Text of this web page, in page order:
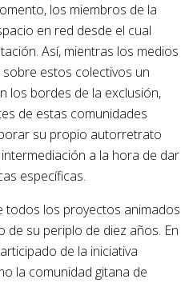
los miembros de la
en red desde el cual
Así, mientras los medios
estos colectivos un
los bordes de la exclusión,
de estas comunidades
su propio autorretrato
a la hora de dar
específicas.
todos los proyectos animados
su periplo de diez años. En
de la iniciativa
la comunidad gitana de